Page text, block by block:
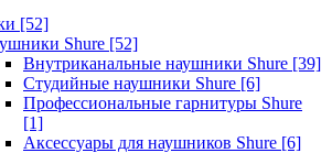
[52]
Shure [52]
Внутриканальные наушники Shure [39]
Студийные наушники Shure [6]
Профессиональные гарнитуры Shure
[1]
Аксессуары для наушников Shure [6]